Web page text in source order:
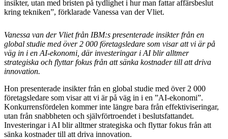
insikter, utan med bristen på tydlighet i hur man fattar affärsbeslut
kring tekniken”, förklarade Vanessa van der Vliet.
Vanessa van der Vliet från IBM:s presenterade insikter från en
global studie med över 2 000 företagsledare som visar att vi är på
väg in i en AI-ekonomi, där investeringar i AI blir alltmer
strategiska och flyttar fokus från att sänka kostnader till att driva
innovation.
Hon presenterade insikter från en global studie med över 2 000
företagsledare som visar att vi är på väg in i en ”AI-ekonomi”.
Konkurrensfördelen kommer inte längre bara från effektiviseringar,
utan från snabbheten och självförtroendet i beslutsfattandet.
Investeringar i AI blir alltmer strategiska och flyttar fokus från att
sänka kostnader till att driva innovation.